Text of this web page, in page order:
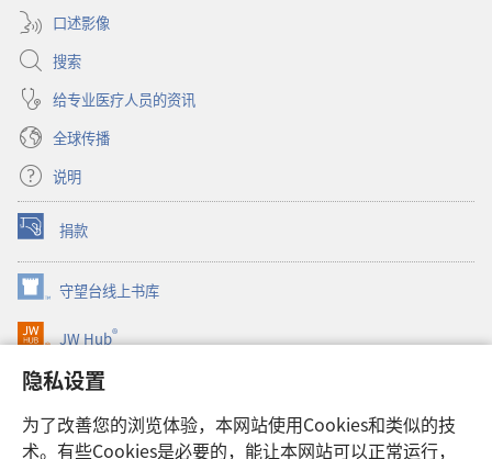
隐私设置
为了改善您的浏览体验，本网站使用Cookies和类似的技
术。有些Cookies是必要的，能让本网站可以正常运行，
口述影像
搜索
给专业医疗人员的资讯
全球传播
说明
捐款
（打
开
新
窗
口）
守望台线上书库
（打
开
新
口）
JW Hub®
（打
开
新
窗
口）
JW Library®
Watchtower Library